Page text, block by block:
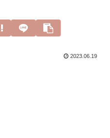
2023.06.19